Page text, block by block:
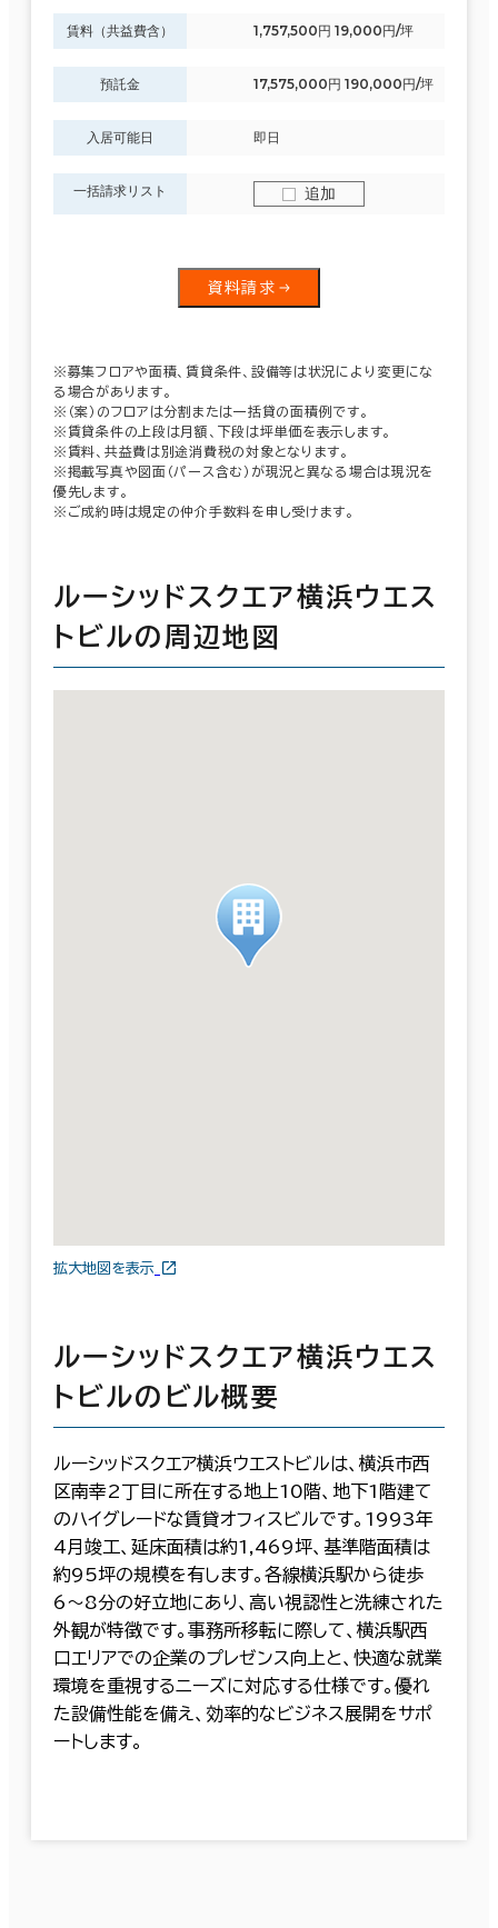
賃料（共益費含） 1,757,500円 19,000円/坪
預託金 17,575,000円 190,000円/坪
入居可能日 即日
一括請求リスト 追加
資料請求
※募集フロアや面積、賃貸条件、設備等は状況により変更にな
る場合があります。
※（案）のフロアは分割または一括貸の面積例です。
※賃貸条件の上段は月額、下段は坪単価を表示します。
※賃料、共益費は別途消費税の対象となります。
※掲載写真や図面（パース含む）が現況と異なる場合は現況を
優先します。
※ご成約時は規定の仲介手数料を申し受けます。
ルーシッドスクエア横浜ウエス
トビルの周辺地図
拡大地図を表示
ルーシッドスクエア横浜ウエス
トビルのビル概要
ルーシッドスクエア横浜ウエストビルは、横浜市西
区南幸2丁目に所在する地上10階、地下1階建て
のハイグレードな賃貸オフィスビルです。1993年
4月竣工、延床面積は約1,469坪、基準階面積は
約95坪の規模を有します。各線横浜駅から徒歩
6〜8分の好立地にあり、高い視認性と洗練された
外観が特徴です。事務所移転に際して、横浜駅西
口エリアでの企業のプレゼンス向上と、快適な就業
環境を重視するニーズに対応する仕様です。優れ
た設備性能を備え、効率的なビジネス展開をサポ
ートします。